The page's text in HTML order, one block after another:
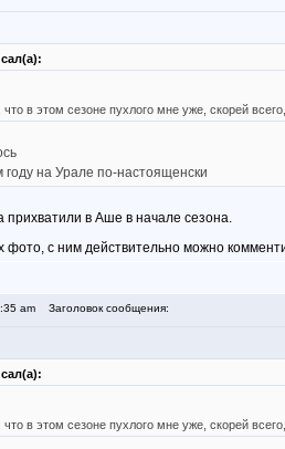
что в этом сезоне пухлого мне уже, скорей
году на Урале по-настоященски
прихватили в Аше в начале сезона.
с ним действительно можно
am Заголовок сообщения:
что в этом сезоне пухлого мне уже, скорей